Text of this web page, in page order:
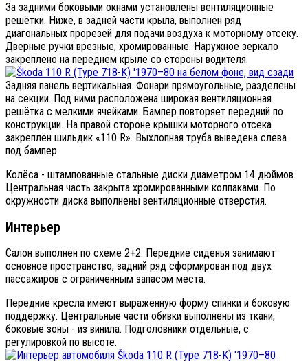
За задними боковыми окнами установлены вентиляционные
решётки. Ниже, в задней части крыла, выполнен ряд
диагональных прорезей для подачи воздуха к моторному отсеку.
Дверные ручки врезные, хромированные. Наружное зеркало
закреплено на переднем крыле со стороны водителя.
Задняя панель вертикальная. Фонари прямоугольные, разделены
на секции. Под ними расположена широкая вентиляционная
решётка с мелкими ячейками. Бампер повторяет передний по
конструкции. На правой стороне крышки моторного отсека
закреплён шильдик «110 R». Выхлопная труба выведена слева
под бампер.
Колёса - штампованные стальные диски диаметром 14 дюймов.
Центральная часть закрыта хромированными колпаками. По
окружности диска выполнены вентиляционные отверстия.
Интерьер
Салон выполнен по схеме 2+2. Передние сиденья занимают
основное пространство, задний ряд сформирован под двух
пассажиров с ограниченным запасом места.
Передние кресла имеют выраженную форму спинки и боковую
поддержку. Центральные части обивки выполнены из ткани,
боковые зоны - из винила. Подголовники отдельные, с
регулировкой по высоте.